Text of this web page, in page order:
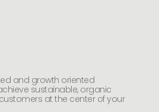
and growth oriented
sustainable, organic
at the center of your